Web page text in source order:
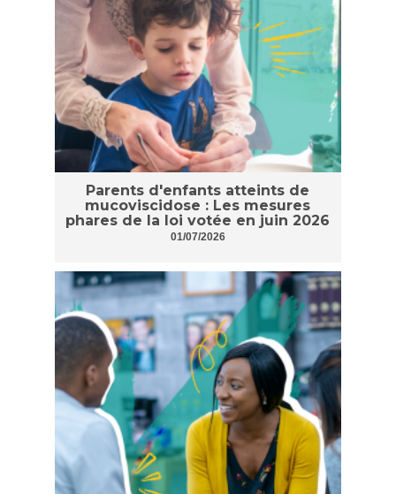
Parents d'enfants atteints de
mucoviscidose : Les mesures
phares de la loi votée en juin 2026
01/07/2026